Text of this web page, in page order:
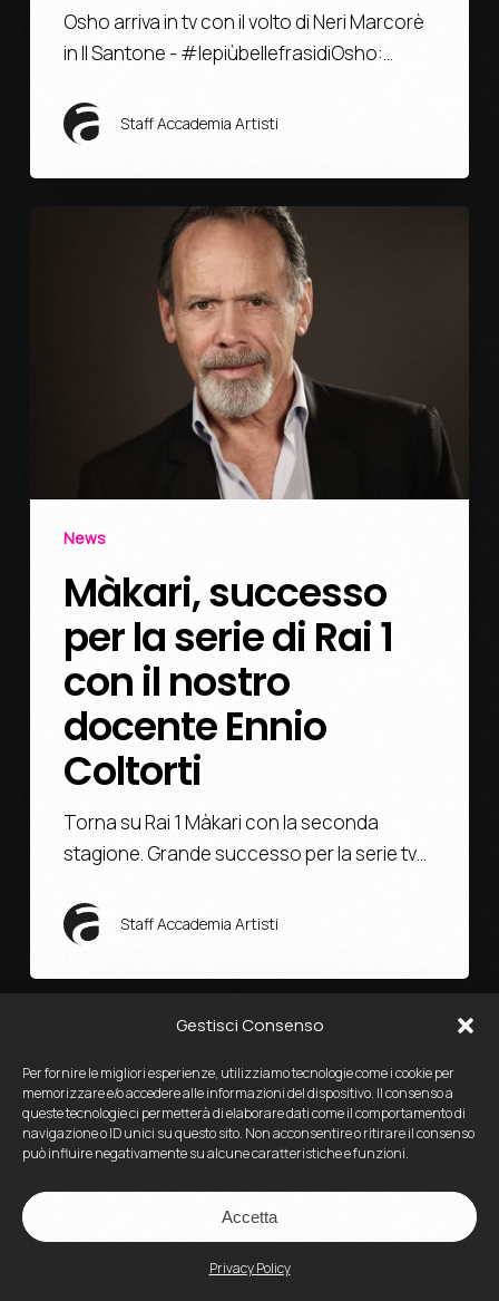
Gestisci Consenso
Per fornire le migliori esperienze, utilizziamo tecnologie come i cookie per
memorizzare e/o accedere alle informazioni del dispositivo. Il consenso a
queste tecnologie ci permetterà di elaborare dati come il comportamento di
navigazione o ID unici su questo sito. Non acconsentire o ritirare il consenso
può influire negativamente su alcune caratteristiche e funzioni.
Accetta
Privacy Policy
Osho arriva in tv con il volto di Neri Marcorè
in Il Santone - #lepiùbellefrasidiOsho:…
Staff Accademia Artisti
News
Màkari, successo
per la serie di Rai 1
con il nostro
docente Ennio
Coltorti
Torna su Rai 1 Màkari con la seconda
stagione. Grande successo per la serie tv…
Staff Accademia Artisti